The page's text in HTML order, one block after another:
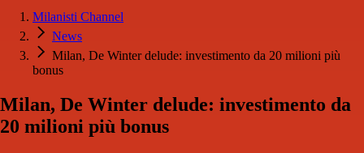
Milanisti Channel
News
Milan, De Winter delude: investimento da 20 milioni più
bonus
Milan, De Winter delude: investimento da
20 milioni più bonus